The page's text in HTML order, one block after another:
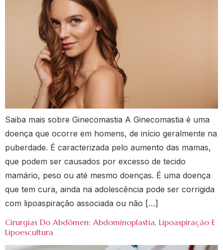
Saiba mais sobre Ginecomastia A Ginecomastia é uma
doença que ocorre em homens, de início geralmente na
puberdade. É caracterizada pelo aumento das mamas,
que podem ser causados ​​por excesso de tecido
mamário, peso ou até mesmo doenças. É uma doença
que tem cura, ainda na adolescência pode ser corrigida
com lipoaspiração associada ou não […]
Cirurgias Do Abdômen: Abdominoplastia, Lipoaspiração E
Lipoescultura